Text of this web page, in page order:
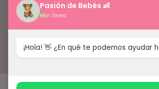
Pasión de Bebés 👶
En línea
¡Hola! 👋 ¿En qué te podemos ayudar